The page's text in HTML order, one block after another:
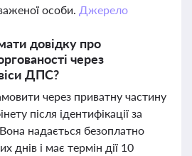
особи. Джерело
довідку про
через
ДПС?
через приватну частину
після ідентифікації за
надається безоплатно
днів і має термін дії 10